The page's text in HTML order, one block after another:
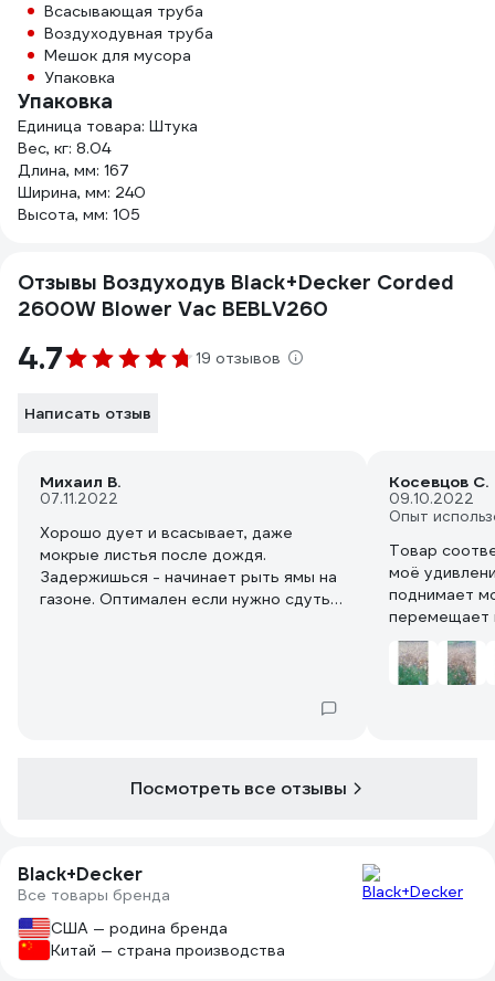
Всасывающая труба
Воздуходувная труба
Мешок для мусора
Упаковка
Упаковка
Единица товара: Штука
Вес, кг: 8.04
Длина, мм: 167
Ширина, мм: 240
Высота, мм: 105
Отзывы Воздуходув Black+Decker Corded
2600W Blower Vac BEBLV260
4.7 19 отзывов
Написать отзыв
Михаил В.
07.11.2022
Хорошо дует и всасывает, даже
мокрые листья после дождя.
Задержишься - начинает рыть ямы на
газоне. Оптимален если нужно сдуть
придется много ходить вокруг неё,
Косевцов С.
09.10.2022
Опыт
Товар
моё удивление, очень мощный, легко
поднимает
перемещает
Пылесосом
участке
Посмотреть все отзывы
Black+Decker
Все товары бренда
США — родина бренда
Китай — страна производства